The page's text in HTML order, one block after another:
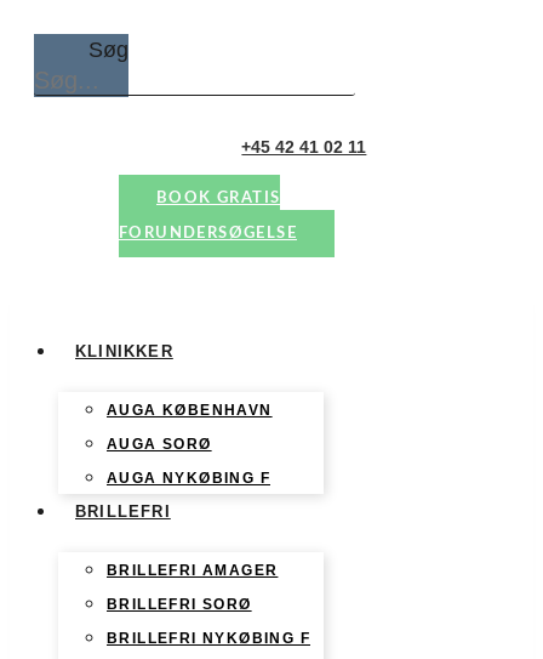
Søg
+45 42 41 02 11
BOOK GRATIS
FORUNDERSØGELSE
KLINIKKER
AUGA KØBENHAVN
AUGA SORØ
AUGA NYKØBING F
BRILLEFRI
BRILLEFRI AMAGER
BRILLEFRI SORØ
BRILLEFRI NYKØBING F